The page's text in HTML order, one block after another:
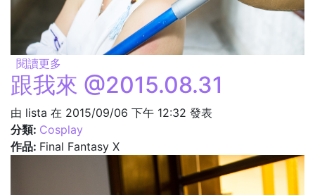
閱讀更多
跟我來 @2015.08.31
由 lista 在 2015/09/06 下午 12:32 發表
分類: Cosplay
作品: Final Fantasy X